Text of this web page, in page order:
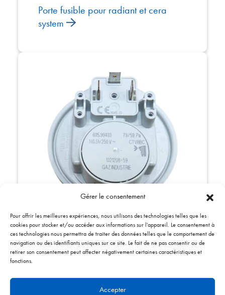
Gérer le consentement
Pour offrir les meilleures expériences, nous utilisons des technologies telles que les
cookies pour stocker et/ou accéder aux informations sur l'appareil. Le consentement à
ces technologies nous permettra de traiter des données telles que le comportement de
navigation ou des identifiants uniques sur ce site. Le fait de ne pas consentir ou de
retirer son consentement peut affecter négativement certaines caractéristiques et
fonctions.
Accepter
Porte fusible pour radiant et cera
system
Code:1021208-59
Pressostat rond 59Pa